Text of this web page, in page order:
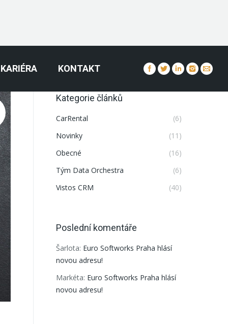
KARIÉRA KONTAKT
Kategorie článků
CarRental
(6)
Novinky
(11)
Obecné
(16)
Tým Data Orchestra
(6)
Vistos CRM
(40)
Poslední komentáře
Šarlota: Euro Softworks Praha hlásí
novou adresu!
Markéta: Euro Softworks Praha hlásí
novou adresu!